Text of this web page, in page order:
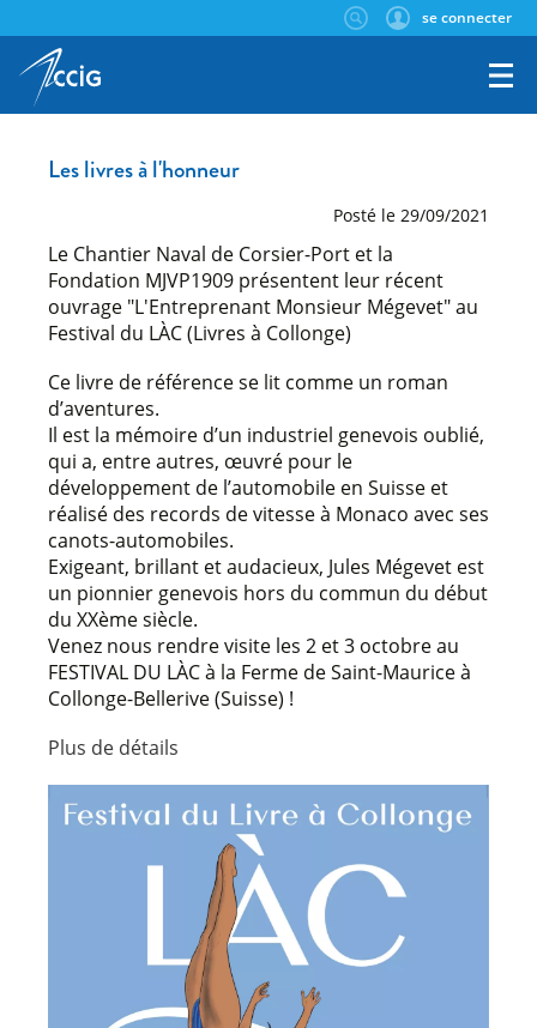
se connecter
Les livres à l'honneur
Posté le 29/09/2021
Le Chantier Naval de Corsier-Port et la
Fondation MJVP1909 présentent leur récent
ouvrage "L'Entreprenant Monsieur Mégevet" au
Festival du LÀC (Livres à Collonge)
Ce livre de référence se lit comme un roman
d’aventures.
Il est la mémoire d’un industriel genevois oublié,
qui a, entre autres, œuvré pour le
développement de l’automobile en Suisse et
réalisé des records de vitesse à Monaco avec ses
canots-automobiles.
Exigeant, brillant et audacieux, Jules Mégevet est
un pionnier genevois hors du commun du début
du XXème siècle.
Venez nous rendre visite les 2 et 3 octobre au
FESTIVAL DU LÀC à la Ferme de Saint-Maurice à
Collonge-Bellerive (Suisse) !
Plus de détails